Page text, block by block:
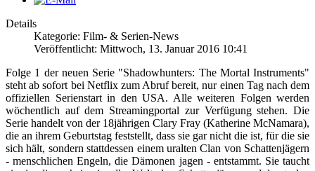
Details
Kategorie: Film- & Serien-News
Veröffentlicht: Mittwoch, 13. Januar 2016 10:41
Folge 1 der neuen Serie "Shadowhunters: The Mortal Instruments"
steht ab sofort bei Netflix zum Abruf bereit, nur einen Tag nach dem
offiziellen Serienstart in den USA. Alle weiteren Folgen werden
wöchentlich auf dem Streamingportal zur Verfügung stehen. Die
Serie handelt von der 18jährigen Clary Fray (Katherine McNamara),
die an ihrem Geburtstag feststellt, dass sie gar nicht die ist, für die sie
sich hält, sondern stattdessen einem uralten Clan von Schattenjägern
- menschlichen Engeln, die Dämonen jagen - entstammt. Sie taucht